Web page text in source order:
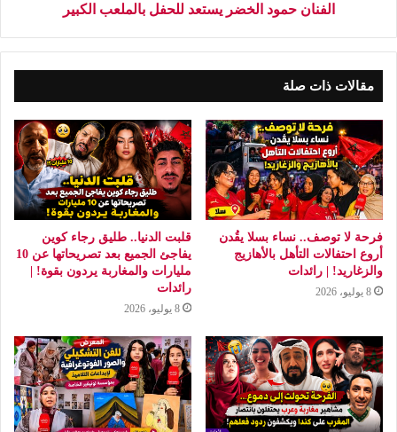
الفنان حمود الخضر يستعد للحفل بالملعب الكبير
مقالات ذات صلة
فرحة لا توصف.. نساء بسلا يقُدن
أروع احتفالات التأهل بالأهازيج
والزغاريد! | رائدات
8 يوليو، 2026
قلبت الدنيا.. طليق رجاء كوين
يفاجئ الجميع بعد تصريحاتها عن 10
مليارات والمغاربة يردون بقوة! |
رائدات
8 يوليو، 2026